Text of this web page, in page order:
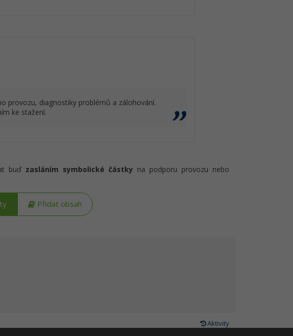
provozu, diagnostiky problémů a zálohování.
ke stažení.
buď zasláním symbolické částky na podporu provozu nebo
Přidat obsah
Aktivity